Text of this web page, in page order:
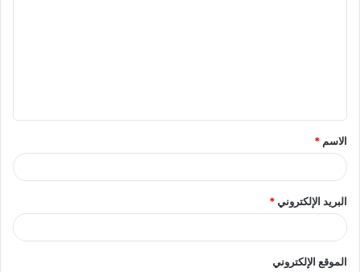
الاسم *
البريد الإلكتروني*
الموقع الإلكتروني